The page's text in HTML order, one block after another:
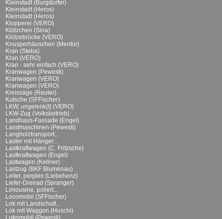
Kleinstadt (Burgdorfer)
Kleinstadt (Heros)
Kleinstadt (Heros)
Klopperei (VERO)
Klötzchen (Sina)
Klötzebrücke (VERO)
Knusperhäuschen (Mentor)
Kran (Steba)
Kran (VERO)
Kran - sehr einfach (VERO)
Kranwagen (Pewesti)
Kranwagen (VERO)
Kranwagen (VERO)
Kreissäge (Reuter)
Kutsche (SFFischer)
LKW, ungelenk(t) (VERO)
LKW-Zug (Volksbetrieb)
Landhaus-Fassade (Engel)
Landmaschinen (Pewesti)
Langholztransport...
Laster mit Hänger...
Lastkraftwagen (C. Fritzsche)
Lastkraftwagen (Engel)
Lastwagen (Kellner)
Lastzug (BKF Blumenau)
Leiter, perplex (Liebehenz)
Liefer-Dreirad (Spranger)
Limousine, poliert...
Locomobil (SFFischer)
Lok mit Landschaft...
Lok mit Waggon (Huschi)
Lokomobil (Pewesti)